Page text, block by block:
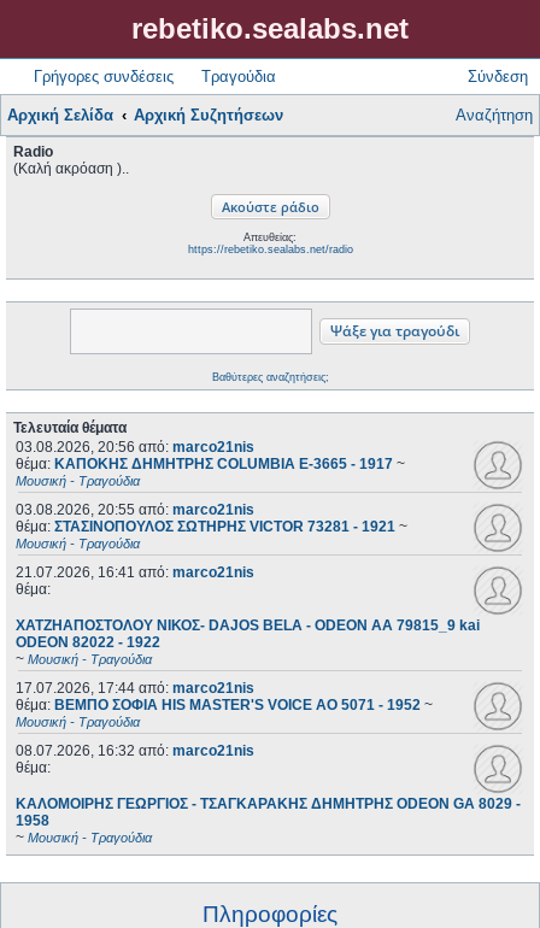
rebetiko.sealabs.net
Γρήγορες συνδέσεις Τραγούδια Σύνδεση
Αρχική Σελίδα Αρχική Συζητήσεων Αναζήτηση
Radio
(Καλή ακρόαση )..
Απευθείας:
https://rebetiko.sealabs.net/radio
Βαθύτερες αναζητήσεις;
Τελευταία θέματα
03.08.2026, 20:56 από: marco21nis
θέμα: ΚΑΠΟΚΗΣ ΔΗΜΗΤΡΗΣ COLUMBIA E-3665 - 1917 ~
Μουσική - Τραγούδια
03.08.2026, 20:55 από: marco21nis
θέμα: ΣΤΑΣΙΝΟΠΟΥΛΟΣ ΣΩΤΗΡΗΣ VICTOR 73281 - 1921 ~
Μουσική - Τραγούδια
21.07.2026, 16:41 από: marco21nis
θέμα:
ΧΑΤΖΗΑΠΟΣΤΟΛΟΥ ΝΙΚΟΣ- DAJOS BELA - ODEON AA 79815_9 kai
ODEON 82022 - 1922
~ Μουσική - Τραγούδια
17.07.2026, 17:44 από: marco21nis
θέμα: ΒΕΜΠΟ ΣΟΦΙΑ HIS MASTER'S VOICE AO 5071 - 1952 ~
Μουσική - Τραγούδια
08.07.2026, 16:32 από: marco21nis
θέμα:
ΚΑΛΟΜΟΙΡΗΣ ΓΕΩΡΓΙΟΣ - ΤΣΑΓΚΑΡΑΚΗΣ ΔΗΜΗΤΡΗΣ ODEON GA 8029 -
1958
~ Μουσική - Τραγούδια
Πληροφορίες